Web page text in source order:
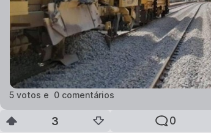
5 votos e 0 comentários
3 0